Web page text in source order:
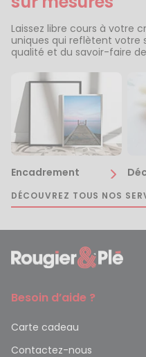
Laissez libre cours à votre
uniques qui reflètent votre
qualité et du savoir-faire de
Encadrement
DÉCOUVREZ TOUS NOS
Besoin d’aide ?
Carte cadeau
Contactez-nous